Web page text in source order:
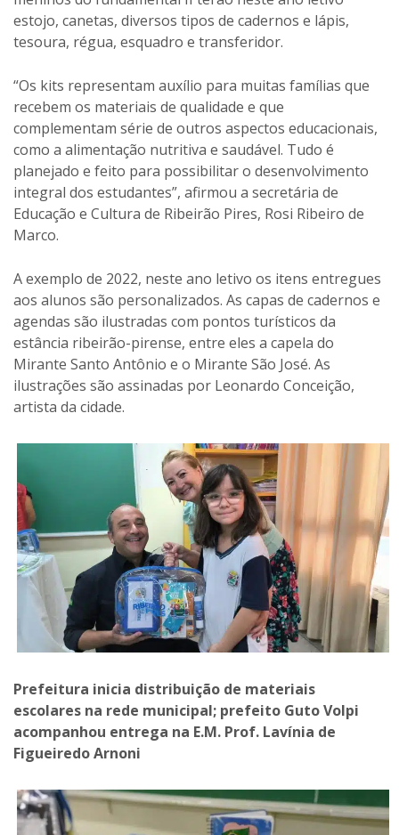
estojo, canetas, diversos tipos de cadernos e lápis,
tesoura, régua, esquadro e transferidor.
“Os kits representam auxílio para muitas famílias que
recebem os materiais de qualidade e que
complementam série de outros aspectos educacionais,
como a alimentação nutritiva e saudável. Tudo é
planejado e feito para possibilitar o desenvolvimento
integral dos estudantes”, afirmou a secretária de
Educação e Cultura de Ribeirão Pires, Rosi Ribeiro de
Marco.
A exemplo de 2022, neste ano letivo os itens entregues
aos alunos são personalizados. As capas de cadernos e
agendas são ilustradas com pontos turísticos da
estância ribeirão-pirense, entre eles a capela do
Mirante Santo Antônio e o Mirante São José. As
ilustrações são assinadas por Leonardo Conceição,
artista da cidade.
Prefeitura inicia distribuição de materiais
escolares na rede municipal; prefeito Guto Volpi
acompanhou entrega na E.M. Prof. Lavínia de
Figueiredo Arnoni